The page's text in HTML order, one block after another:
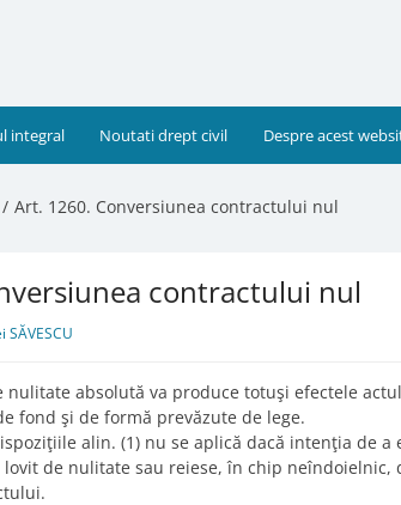
integral Noutati drept civil Despre acest
Art. 1260. Conversiunea contractului nul
contractului nul
SĂVESCU
nulitate absolută va produce totuşi efectele
fond şi de formă prevăzute de lege.
alin. (1) nu se aplică dacă intenţia de
de nulitate sau reiese, în chip